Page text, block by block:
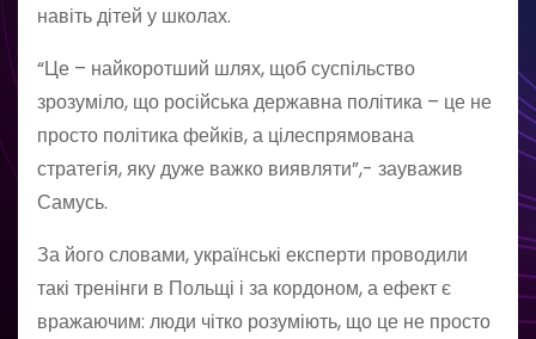
навіть дітей у школах.
“Це – найкоротший шлях, щоб суспільство
зрозуміло, що російська державна політика – це не
просто політика фейків, а цілеспрямована
стратегія, яку дуже важко виявляти”,- зауважив
Самусь.
За його словами, українські експерти проводили
такі тренінги в Польщі і за кордоном, а ефект є
вражаючим: люди чітко розуміють, що це не просто